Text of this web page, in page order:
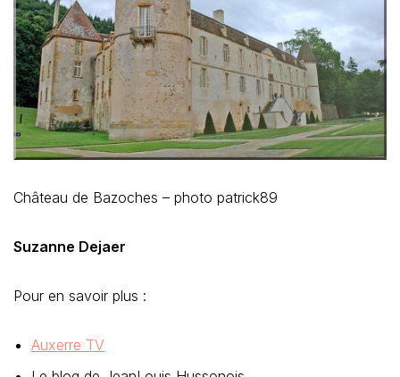
Château de Bazoches – photo patrick89
Suzanne Dejaer
Pour en savoir plus :
Auxerre TV